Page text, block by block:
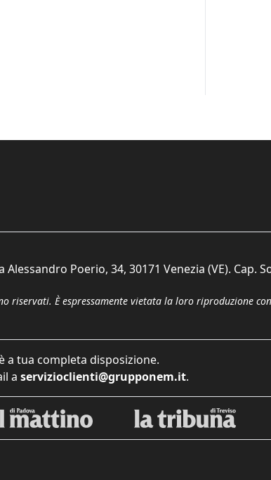
Poerio, 34, 30171 Venezia (VE). Cap.
riservati. È espressamente vietata la loro riproduzione
a tua completa disposizione.
a servizioclienti@grupponem.it.